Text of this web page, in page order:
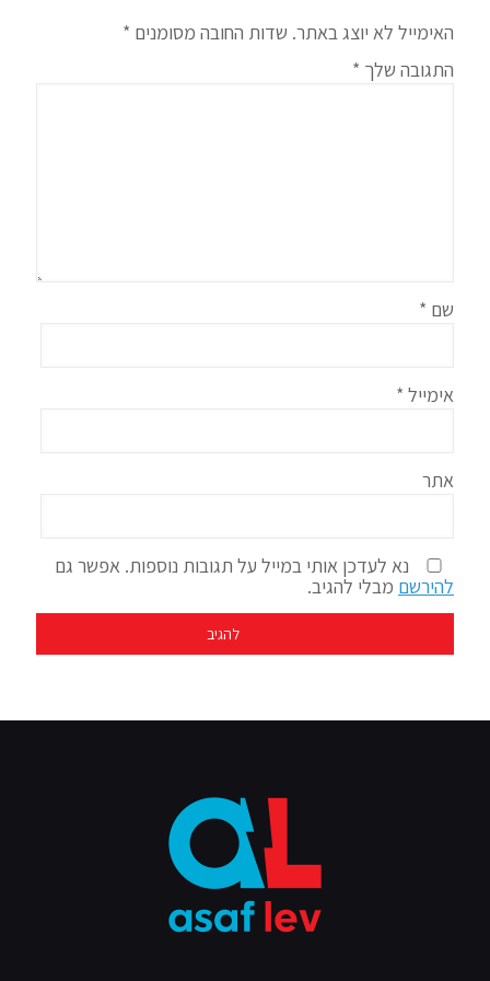
האימייל לא יוצג באתר. שדות החובה מסומנים *
התגובה שלך *
שם *
אימייל *
אתר
נא לעדכן אותי במייל על תגובות נוספות. אפשר גם
להירשם מבלי להגיב.